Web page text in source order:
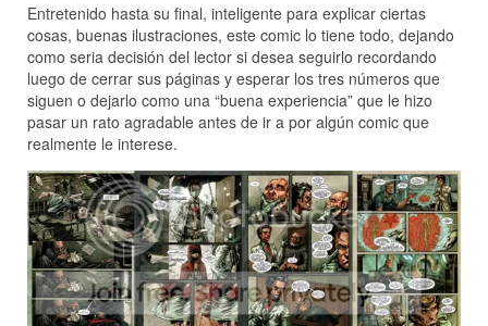
Entretenido hasta su final, inteligente para explicar ciertas
cosas, buenas ilustraciones, este comic lo tiene todo, dejando
como seria decisión del lector si desea seguirlo recordando
luego de cerrar sus páginas y esperar los tres números que
siguen o dejarlo como una “buena experiencia” que le hizo
pasar un rato agradable antes de ir a por algún comic que
realmente le interese.